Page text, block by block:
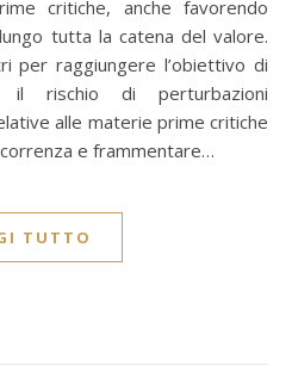
critiche, anche favorendo
tutta la catena del valore.
per raggiungere l’obiettivo di
rischio di perturbazioni
alle materie prime critiche
e frammentare…
TUTTO